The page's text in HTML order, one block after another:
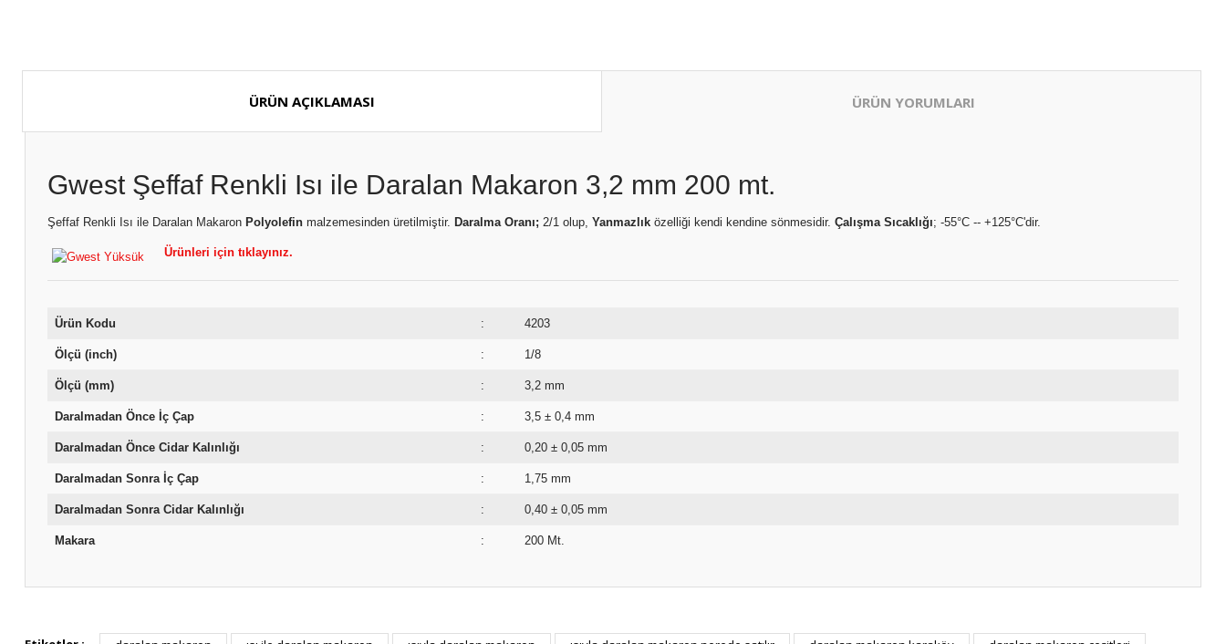
ÜRÜN AÇIKLAMASI ÜRÜN YORUMLARI
Gwest Şeffaf Renkli Isı ile Daralan Makaron 3,2 mm 200 mt.
Şeffaf Renkli Isı ile Daralan Makaron Polyolefin malzemesinden üretilmiştir. Daralma Oranı; 2/1 olup, Yanmazlık özelliği kendi kendine sönmesidir. Çalışma Sıcaklığı; -55°C -- +125°C'dir.
Ürünleri için tıklayınız.
Ürün Kodu : 4203
Ölçü (inch) : 1/8
Ölçü (mm) : 3,2 mm
Daralmadan Önce İç Çap : 3,5 ± 0,4 mm
Daralmadan Önce Cidar Kalınlığı : 0,20 ± 0,05 mm
Daralmadan Sonra İç Çap : 1,75 mm
Daralmadan Sonra Cidar Kalınlığı : 0,40 ± 0,05 mm
Makara : 200 Mt.